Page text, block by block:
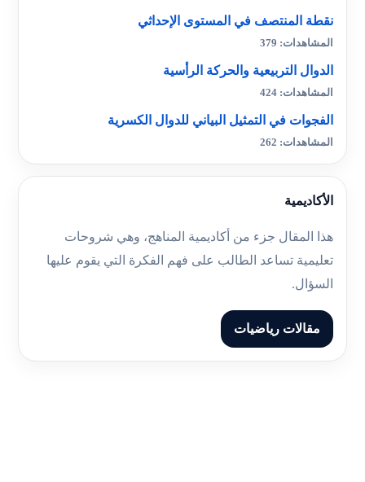
نقطة المنتصف في المستوى الإحداثي
المشاهدات: 379
الدوال التربيعية والحركة الرأسية
المشاهدات: 424
الفجوات في التمثيل البياني للدوال الكسرية
المشاهدات: 262
الأكاديمية
هذا المقال جزء من أكاديمية المناهج، وهي شروحات
تعليمية تساعد الطالب على فهم الفكرة التي يقوم عليها
السؤال.
مقالات رياضيات